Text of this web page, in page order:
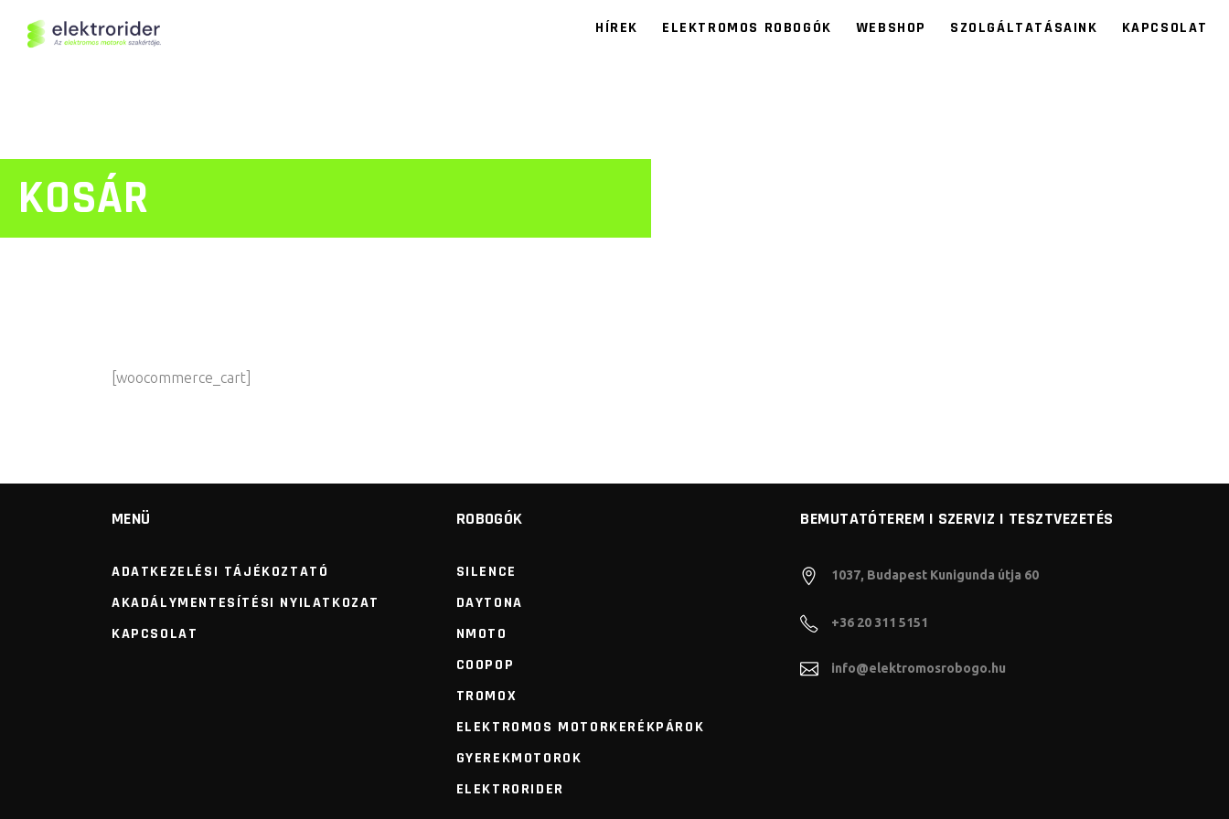
HÍREK ELEKTROMOS ROBOGÓK WEBSHOP SZOLGÁLTATÁSAINK KAPCSOLAT
KOSÁR
[woocommerce_cart]
MENÜ
ADATKEZELÉSI TÁJÉKOZTATÓ
AKADÁLYMENTESÍTÉSI NYILATKOZAT
KAPCSOLAT
ROBOGÓK
SILENCE
DAYTONA
NMOTO
COOPOP
TROMOX
ELEKTROMOS MOTORKERÉKPÁROK
GYEREKMOTOROK
ELEKTRORIDER
BEMUTATÓTEREM I SZERVIZ I TESZTVEZETÉS
1037, Budapest Kunigunda útja 60
+36 20 311 5151
info@elektromosrobogo.hu